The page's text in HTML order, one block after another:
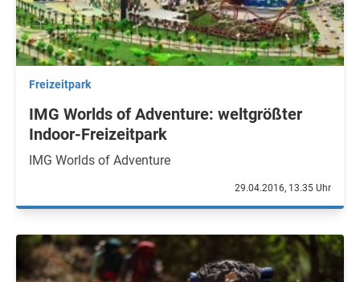
Freizeitpark
IMG Worlds of Adventure: weltgrößter
Indoor-Freizeitpark
IMG Worlds of Adventure
29.04.2016, 13.35 Uhr